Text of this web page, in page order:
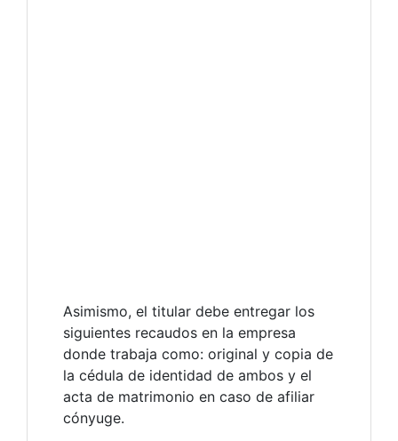
Asimismo, el titular debe entregar los
siguientes recaudos en la empresa
donde trabaja como: original y copia de
la cédula de identidad de ambos y el
acta de matrimonio en caso de afiliar
cónyuge.